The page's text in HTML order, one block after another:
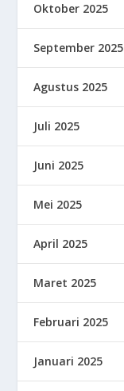
Oktober 2025
September 2025
Agustus 2025
Juli 2025
Juni 2025
Mei 2025
April 2025
Maret 2025
Februari 2025
Januari 2025